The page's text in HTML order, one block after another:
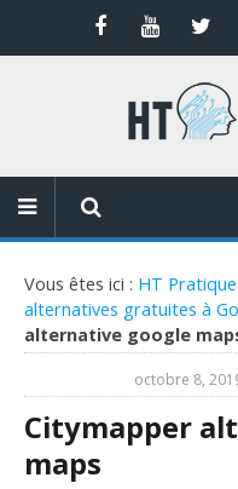
Vous êtes ici : HT Pratique
alternatives gratuites à
alternative google
octobre 8,
Citymapper
maps